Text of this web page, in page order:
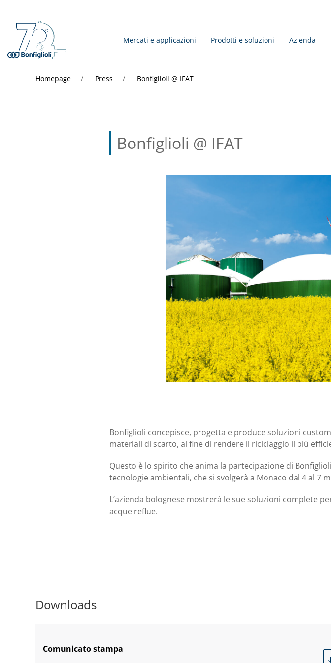
Mercati e applicazioni Prodotti e soluzioni Azienda
Homepage Press Bonfiglioli @ IFAT
Bonfiglioli @ IFAT
Bonfiglioli concepisce, progetta e produce soluzioni
materiali di scarto, al fine di rendere il riciclaggio il più
Questo è lo spirito che anima la partecipazione di
tecnologie ambientali, che si svolgerà a Monaco dal 4 al 7
L’azienda bolognese mostrerà le sue soluzioni complete
acque reflue.
Downloads
Comunicato stampa